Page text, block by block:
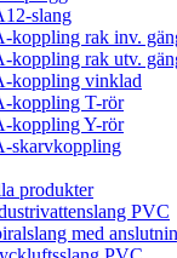
slang
koppling rak inv.
koppling rak utv.
koppling vinklad
koppling T-rör
koppling Y-rör
skarvkoppling
produkter
PVC
med